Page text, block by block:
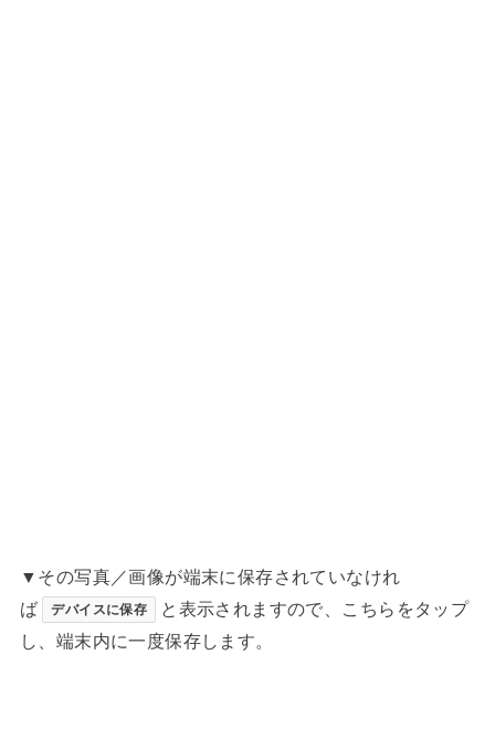
▼その写真／画像が端末に保存されていなけれ
ば
デバイスに保存
と表示されますので、こちらをタップ
し、端末内に一度保存します。